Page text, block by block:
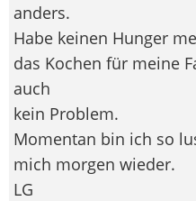
anders.
Habe keinen Hunger
das Kochen für meine
auch
kein Problem.
Momentan bin ich so
mich morgen wieder.
LG